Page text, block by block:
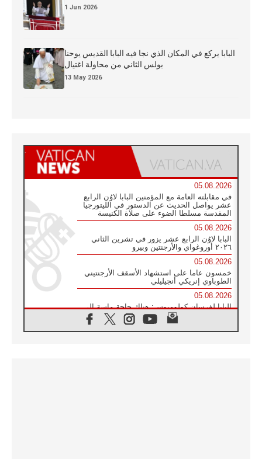
1 Jun 2026
البابا يركع في المكان الذي نجا فيه البابا القديس يوحنا
بولس الثاني من محاولة اغتيال
13 May 2026
05.08.2026
في مقابلته العامة مع المؤمنين البابا لاوُن الرابع
عشر يواصل الحديث عن الدستور في الليتورجيا
المقدسة مسلطا الضوء على صلاة الكنيسة
05.08.2026
البابا لاوُن الرابع عشر يزور في تشرين الثاني
٢٠٢٦ أوروغواي والأرجنتين وبيرو
05.08.2026
خمسون عاما على استشهاد الأسقف الأرجنتيني
الطوباوي إنريكي أنجيليلي
05.08.2026
البابا لفرسان كولومبوس: هناك حاجة ماسة إلى
أنبياء تناغم يسعون إلى بناء الجسور
04.08.2026